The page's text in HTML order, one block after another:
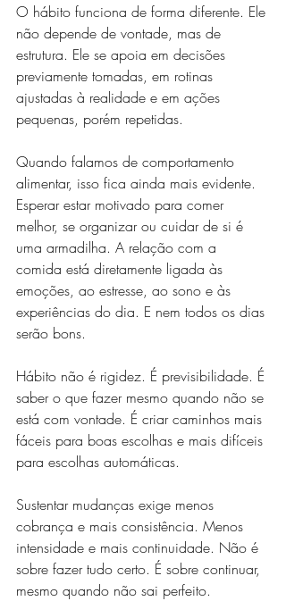
O hábito funciona de forma diferente. Ele
não depende de vontade, mas de
estrutura. Ele se apoia em decisões
previamente tomadas, em rotinas
ajustadas à realidade e em ações
pequenas, porém repetidas.
Quando falamos de comportamento
alimentar, isso fica ainda mais evidente.
Esperar estar motivado para comer
melhor, se organizar ou cuidar de si é
uma armadilha. A relação com a
comida está diretamente ligada às
emoções, ao estresse, ao sono e às
experiências do dia. E nem todos os dias
serão bons.
Hábito não é rigidez. É previsibilidade. É
saber o que fazer mesmo quando não se
está com vontade. É criar caminhos mais
fáceis para boas escolhas e mais difíceis
para escolhas automáticas.
Sustentar mudanças exige menos
cobrança e mais consistência. Menos
intensidade e mais continuidade. Não é
sobre fazer tudo certo. É sobre continuar,
mesmo quando não sai perfeito.